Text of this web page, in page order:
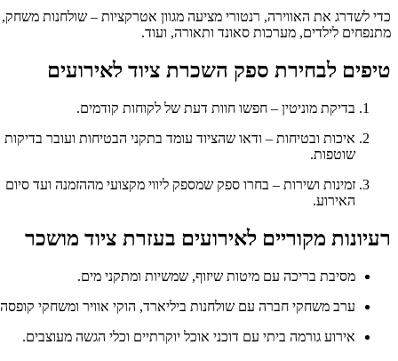
כדי לשדרג את האווירה, רנטורי מציעה מגוון אטרקציות – שולחנות משחק,
מתנפחים לילדים, מערכות סאונד ותאורה, ועוד.
טיפים לבחירת ספק השכרת ציוד לאירועים
בדיקת מוניטין – חפשו חוות דעת של לקוחות קודמים.
איכות ובטיחות – ודאו שהציוד עומד בתקני הבטיחות ועובר בדיקות
שוטפות.
זמינות ושירות – בחרו ספק שמספק ליווי מקצועי מההזמנה ועד סיום
האירוע.
רעיונות מקוריים לאירועים בעזרת ציוד מושכר
מסיבת בריכה עם מיטות שיזוף, שמשיות ומתקני מים.
ערב משחקי חברה עם שולחנות ביליארד, הוקי אוויר ומשחקי קופסה.
אירוע גורמה ביתי עם דוכני אוכל יוקרתיים וכלי הגשה מעוצבים.